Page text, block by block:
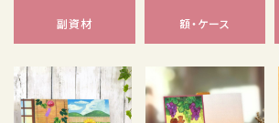
副資材 額・ケース